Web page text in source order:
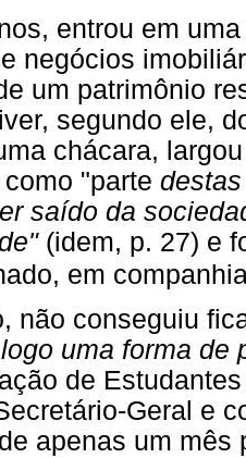
entrou em
negócios
um patrimônio
segundo ele,
chácara,
"parte
saído da
(idem, p. 27) e
em
não conseguiu
uma forma de
de
Geral e
apenas um mês